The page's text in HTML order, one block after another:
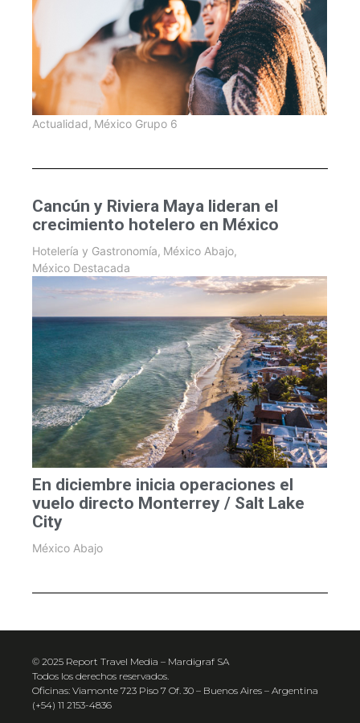
Actualidad, México Grupo 6
Cancún y Riviera Maya lideran el
crecimiento hotelero en México
Hotelería y Gastronomía, México Abajo,
México Destacada
En diciembre inicia operaciones el
vuelo directo Monterrey / Salt Lake
City
México Abajo
© 2025 Report Travel Media – Mardigraf SA
Todos los derechos reservados.
Oficinas: Viamonte 723 Piso 7 Of. 30 – Buenos Aires – Argentina
(+54) 11 2153-4836